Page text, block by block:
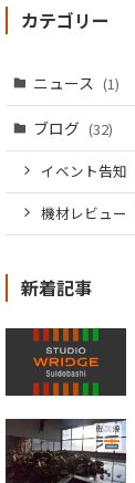
カテゴリー
ニュース (1)
ブログ (32)
イベント告知
機材レビュー
新着記事